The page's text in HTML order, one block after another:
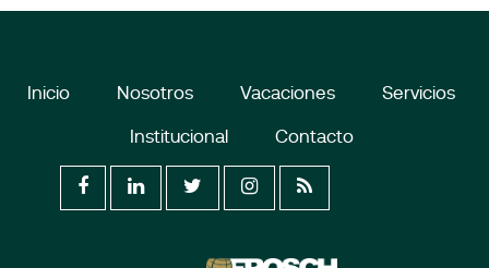
Inicio Nosotros Vacaciones Servicios
Institucional Contacto